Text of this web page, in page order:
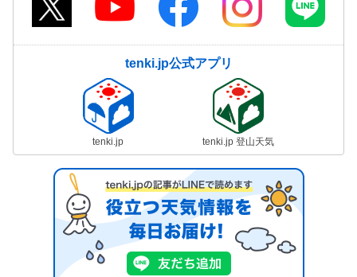
tenki.jp公式アプリ
tenki.jp tenki.jp 登山天気